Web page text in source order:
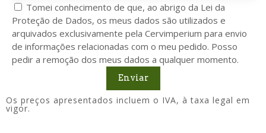
Tomei conhecimento de que, ao abrigo da Lei da
Proteção de Dados, os meus dados são utilizados e
arquivados exclusivamente pela Cervimperium para envio
de informações relacionadas com o meu pedido. Posso
pedir a remoção dos meus dados a qualquer momento.
Enviar
Os preços apresentados incluem o IVA, à taxa legal em
vigor.